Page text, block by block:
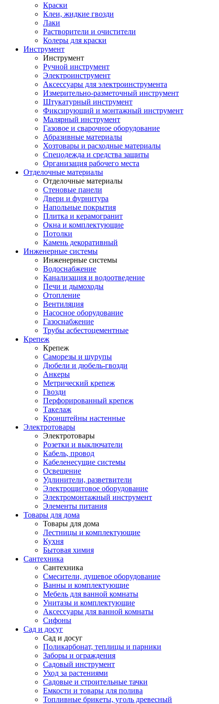
Краски
Клеи, жидкие гвозди
Лаки
Растворители и очистители
Колеры для краски
Инструмент
Инструмент
Ручной инструмент
Электроинструмент
Аксессуары для электроинструмента
Измерительно-разметочный инструмент
Штукатурный инструмент
Фиксирующий и монтажный инструмент
Малярный инструмент
Газовое и сварочное оборудование
Абразивные материалы
Хозтовары и расходные материалы
Спецодежда и средства защиты
Организация рабочего места
Отделочные материалы
Отделочные материалы
Стеновые панели
Двери и фурнитура
Напольные покрытия
Плитка и керамогранит
Окна и комплектующие
Потолки
Камень декоративный
Инженерные системы
Инженерные системы
Водоснабжение
Канализация и водоотведение
Печи и дымоходы
Отопление
Вентиляция
Насосное оборудование
Газоснабжение
Трубы асбестоцементные
Крепеж
Крепеж
Саморезы и шурупы
Дюбели и дюбель-гвозди
Анкеры
Метрический крепеж
Гвозди
Перфорированный крепеж
Такелаж
Кронштейны настенные
Электротовары
Электротовары
Розетки и выключатели
Кабель, провод
Кабеленесущие системы
Освещение
Удлинители, разветвители
Электрощитовое оборудование
Электромонтажный инструмент
Элементы питания
Товары для дома
Товары для дома
Лестницы и комплектующие
Кухня
Бытовая химия
Сантехника
Сантехника
Смесители, душевое оборудование
Ванны и комплектующие
Мебель для ванной комнаты
Унитазы и комплектующие
Аксессуары для ванной комнаты
Сифоны
Сад и досуг
Сад и досуг
Поликарбонат, теплицы и парники
Заборы и ограждения
Садовый инструмент
Уход за растениями
Садовые и строительные тачки
Емкости и товары для полива
Топливные брикеты, уголь древесный